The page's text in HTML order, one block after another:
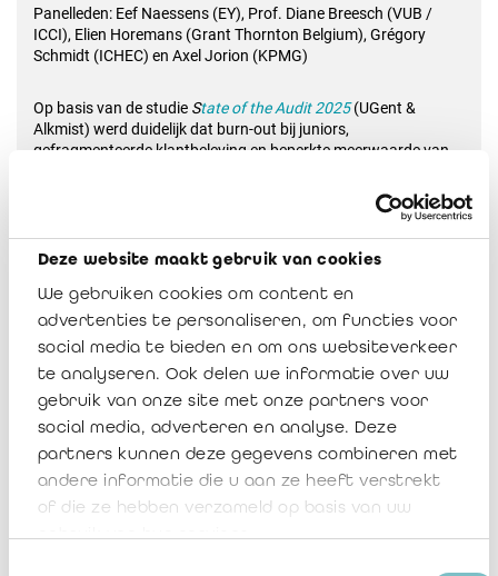
Deze website maakt gebruik van cookies
We gebruiken cookies om content en
advertenties te personaliseren, om functies voor
social media te bieden en om ons websiteverkeer
te analyseren. Ook delen we informatie over uw
gebruik van onze site met onze partners voor
social media, adverteren en analyse. Deze
partners kunnen deze gegevens combineren met
andere informatie die u aan ze heeft verstrekt
of die ze hebben verzameld op basis van uw
Panelleden: Eef Naessens (EY), Prof. Diane Breesch (VUB /
ICCI), Elien Horemans (Grant Thornton Belgium), Grégory
Schmidt (ICHEC) en Axel Jorion (KPMG)
Op basis van de studie State of the Audit 2025(UGent &
Alkmist) werd duidelijk dat burn-out bij juniors,
gefragmenteerde klantbeleving en beperkte meerwaarde van
“Als we jonge auditors willen behouden,
moeten die eerste jaren inspireren en
opleiden, niet aanvoelen als een repetitieve
molen.”– Elien Horemans
“De essentie van audit zijn geen checklisten
of vinkjes, het gaat om luisteren, begrijpen
en vertrouwen opbouwen. Klantervaring